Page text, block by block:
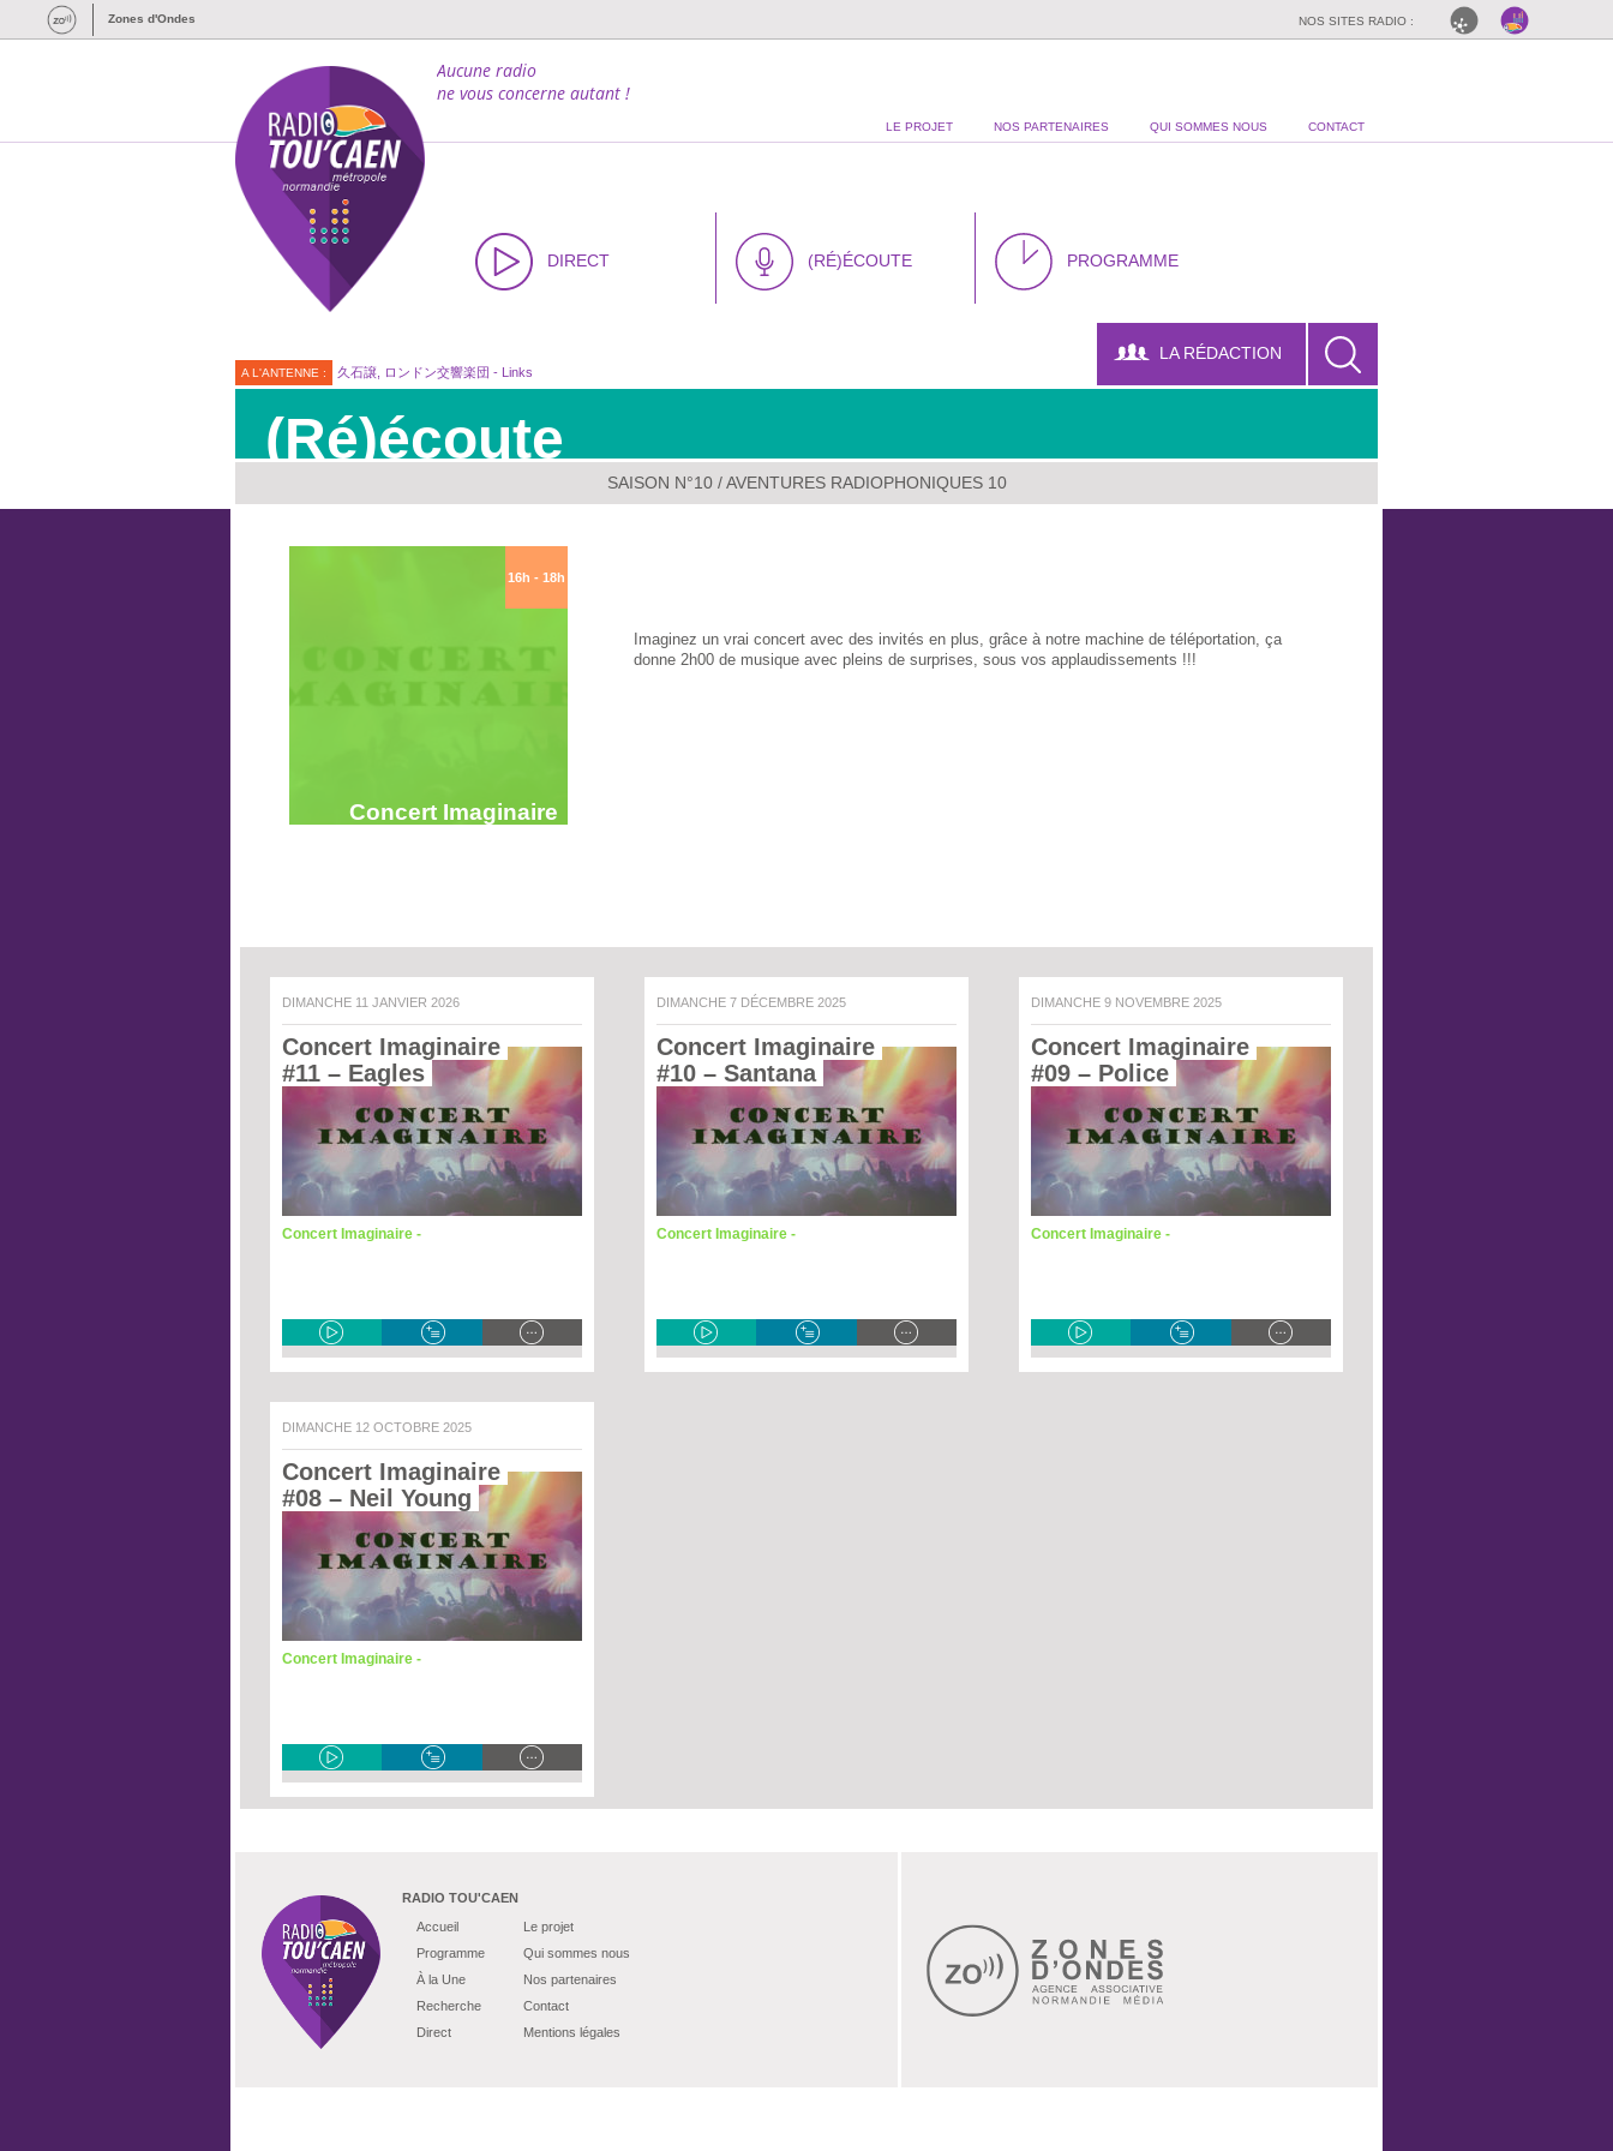
Zones d'Ondes NOS SITES RADIO :
LE PROJET NOS PARTENAIRES QUI SOMMES NOUS CONTACT
Aucune radio
ne vous concerne autant !
DIRECT (RÉ)ÉCOUTE PROGRAMME
A L'ANTENNE : 久石譲, ロンドン交響楽団 - Links
LA RÉDACTION
(Ré)écoute
SAISON N°10/ AVENTURES RADIOPHONIQUES 10
16h - 18h
Concert Imaginaire
Imaginez un vrai concert avec des invités en plus, grâce à notre machine de téléportation, ça
donne 2h00 de musique avec pleins de surprises, sous vos applaudissements !!!
DIMANCHE 11 JANVIER 2026
Concert Imaginaire
#11 – Eagles
Concert Imaginaire -
DIMANCHE 7 DÉCEMBRE 2025
Concert Imaginaire
#10 – Santana
Concert Imaginaire -
DIMANCHE 9 NOVEMBRE 2025
Concert Imaginaire
#09 – Police
Concert Imaginaire -
DIMANCHE 12 OCTOBRE 2025
Concert Imaginaire
#08 – Neil Young
Concert Imaginaire -
RADIO TOU'CAEN
Accueil
Programme
À la Une
Recherche
Direct
Le projet
Qui sommes nous
Nos partenaires
Contact
Mentions légales